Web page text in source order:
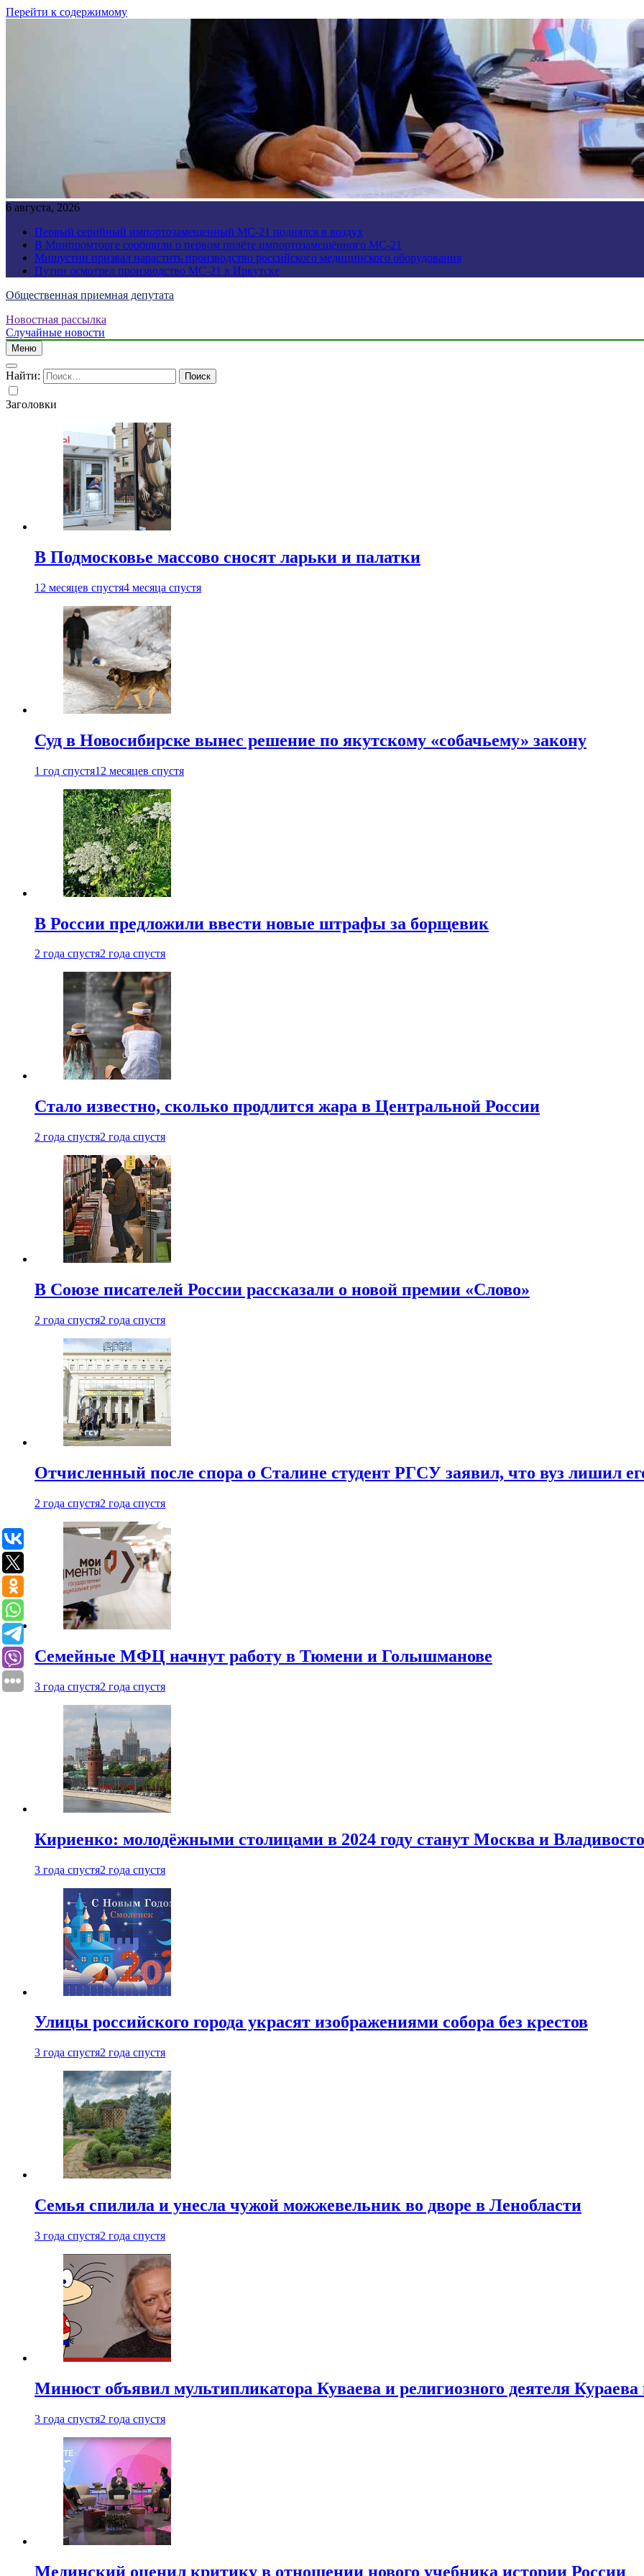
Перейти к содержимому
6 августа, 2026
Первый серийный импортозамещенный МС-21 поднялся в воздух
В Минпромторге сообщили о первом полёте импортозамещённого МС-21
Мишустин призвал нарастить производство российского медицинского оборудования
Путин осмотрел производство МС-21 в Иркутске
Общественная приемная депутата
Новостная рассылка
Случайные новости
Меню
Найти:
Заголовки
В Подмосковье массово сносят ларьки и палатки
12 месяцев спустя4 месяца спустя
Суд в Новосибирске вынес решение по якутскому «собачьему» закону
1 год спустя12 месяцев спустя
В России предложили ввести новые штрафы за борщевик
2 года спустя2 года спустя
Стало известно, сколько продлится жара в Центральной России
2 года спустя2 года спустя
В Союзе писателей России рассказали о новой премии «Слово»
2 года спустя2 года спустя
Отчисленный после спора о Сталине студент РГСУ заявил, что вуз лишил
2 года спустя2 года спустя
Семейные МФЦ начнут работу в Тюмени и Голышманове
3 года спустя2 года спустя
Кириенко: молодёжными столицами в 2024 году станут Москва и
3 года спустя2 года спустя
Улицы российского города украсят изображениями собора без крестов
3 года спустя2 года спустя
Семья спилила и унесла чужой можжевельник во дворе в Ленобласти
3 года спустя2 года спустя
Минюст объявил мультипликатора Куваева и религиозного деятеля
3 года спустя2 года спустя
Мединский оценил критику в отношении нового учебника истории России